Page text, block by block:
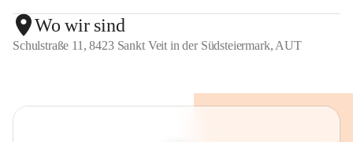
Wo wir sind
Schulstraße 11, 8423 Sankt Veit in der Südsteiermark, AUT